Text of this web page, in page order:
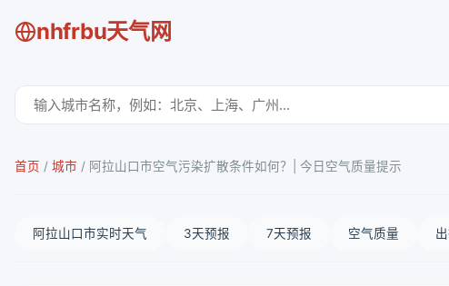
nhfrbu天气网
首页 / 城市 / 阿拉山口市空气污染扩散条件如何？| 今日空气质量提示
阿拉山口市实时天气 3天预报 7天预报 空气质量